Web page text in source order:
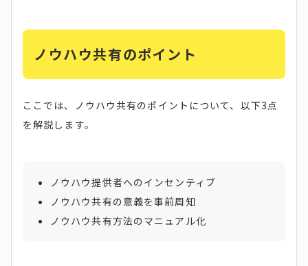
ノウハウ共有のポイント
ここでは、ノウハウ共有のポイントについて、以下3点
を解説します。
ノウハウ提供者へのインセンティブ
ノウハウ共有の意義を事前周知
ノウハウ共有方法のマニュアル化